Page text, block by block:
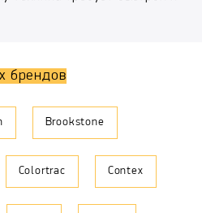
качественный ремонт
центр работает с
Каждый из них -
хорошо
на рынке, и полюбившийся
совершенства и вечных
сканеров в Сосенках -
брендов
Brookstone
Colortrac Contex